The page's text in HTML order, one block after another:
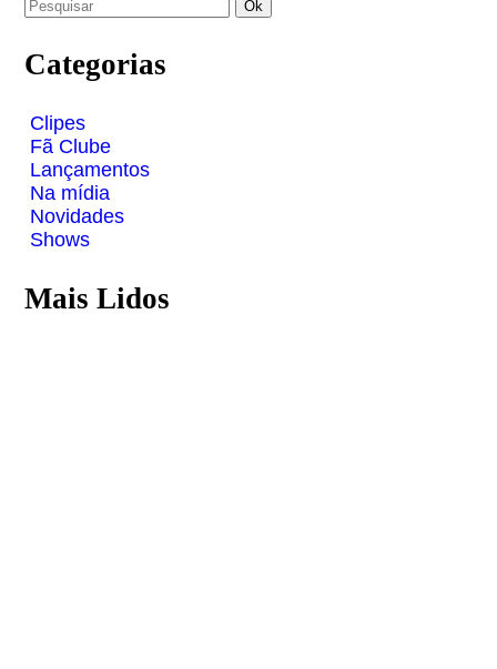
Categorias
Clipes
Fã Clube
Lançamentos
Na mídia
Novidades
Shows
Mais Lidos